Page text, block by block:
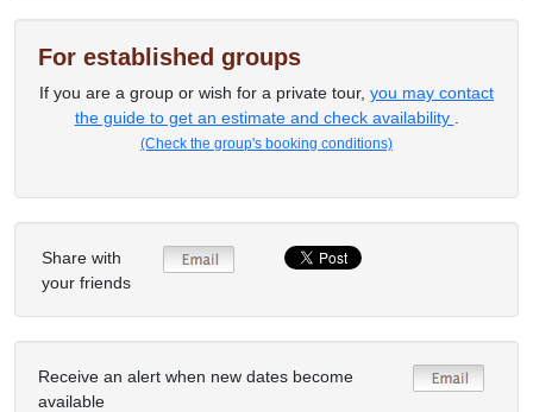
For established groups
If you are a group or wish for a private tour, you may contact
the guide to get an estimate and check availability
(Check the group's booking conditions)
Share with
your friends
Receive an alert when new dates become
available